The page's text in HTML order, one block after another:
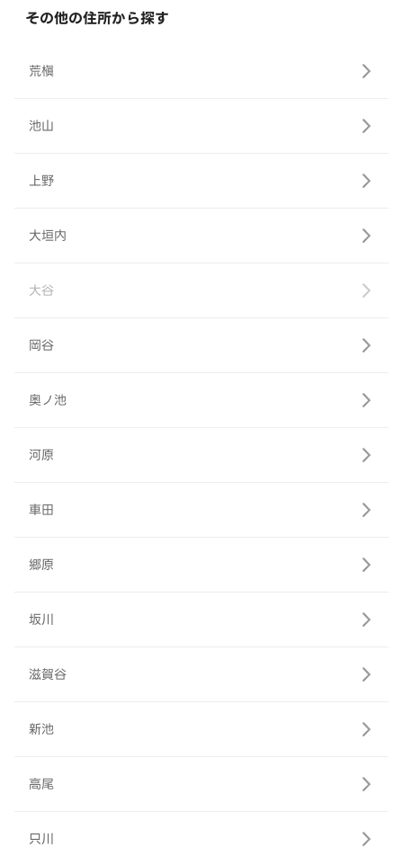
その他の住所から探す
荒槇
池山
上野
大垣内
大谷
岡谷
奥ノ池
河原
車田
郷原
坂川
滋賀谷
新池
高尾
只川